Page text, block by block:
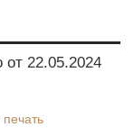
22.05.2024
печать